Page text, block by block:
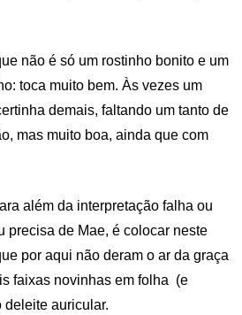
não é só um rostinho bonito e um
toca muito bem. Às vezes um
demais, faltando um tanto de
mas muito boa, ainda que com
além da interpretação falha ou
precisa de Mae, é colocar neste
por aqui não deram o ar da graça
faixas novinhas em folha (e
deleite auricular.